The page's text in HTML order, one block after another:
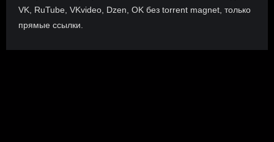
VK, RuTube, VKvideo, Dzen, OK без torrent magnet, только
прямые ссылки.